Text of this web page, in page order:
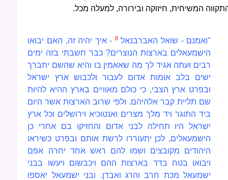
המשיחית, חיזוקה ובירורה, למעלה מכל.
"ואמנם - שואל האברבנאל8 - איך יהיה זה, האם יבואו
הישמעאלים בארצות הנוצרים? כבר חשבתי בזה ימים
רבים ועתה אגיד לך מה שאאמין בו והיא שהשם יתברך
ישים בלב אומות אדום לעבור ולכבוש ארץ ישראל
ובפרט ארץ הצבי, כי כולם מאוויים בארץ ההיא להיות
שם תליית קבר אלהיהם. ולפי שרוב הארצות אשר היום
ביד התוגר ויד מלך מצרים ואנטוכיא וירושלים וכל ארץ
ישראל היו תחילה לבני אדום והחזיקו בם אחרי כן
הישמעאלים, לכן יתעוררו לרשת אותם ובפרט כשיראו
היהודים מקובצים ושמו להם ראש אחד יחרה אפם
ויבואו בטח בדד בארצות ההם ויכבשום ויעשו בבני
ישמעאל מכת חרב והרג ואבדן. ובני ישמעאל יאספו